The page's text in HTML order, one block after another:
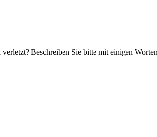
Beschreiben Sie bitte mit einigen